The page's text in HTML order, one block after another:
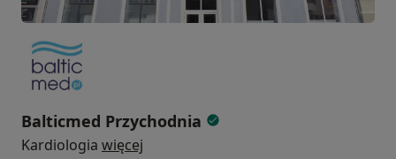
Balticmed Przychodnia
Kardiologia więcej